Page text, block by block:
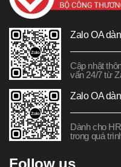
Zalo OA
Cập nhật
vấn 24/7 từ
Zalo OA
Dành cho
trong quá
Follow us